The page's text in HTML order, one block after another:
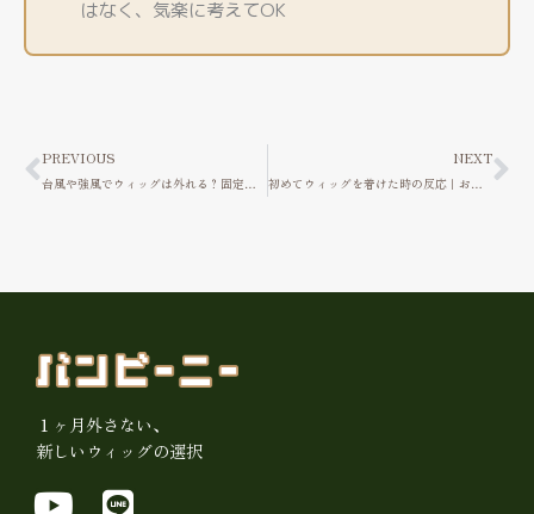
はなく、気楽に考えてOK
Prev
PREVIOUS
台風や強風でウィッグは外れる？固定式が風に強い理由｜ウィッグ屋が解説
NEXT
初めてウィッグを着けた時の反応｜お客様のリアルな声をウィッグ屋が紹介
１ヶ月外さない、
新しいウィッグの選択